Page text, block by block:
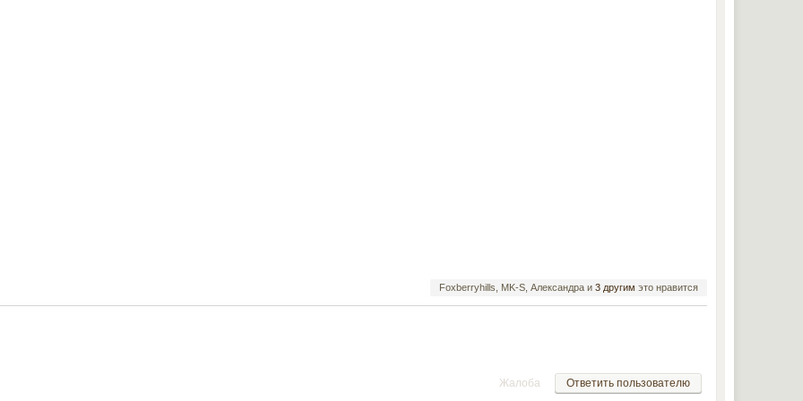
Foxberryhills, MK-S, Александра и 3 другим это нравится
Ответить пользователю
Жалоба